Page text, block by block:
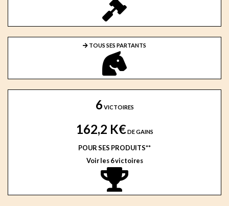
TOUS SES PARTANTS
6 VICTOIRES
162,2 K€DE GAINS
POUR SES PRODUITS**
Voir les 6 victoires